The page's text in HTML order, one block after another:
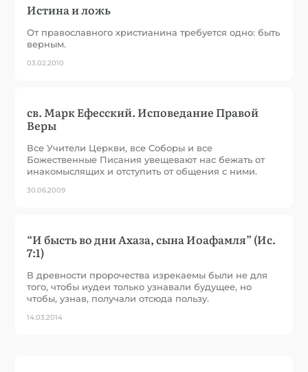
Истина и ложь
От православного христианина требуется одно: быть
верным.
03.02.2010
св. Марк Ефесский. Исповедание Правой
Веры
Все Учители Церкви, все Соборы и все
Божественные Писания увещевают нас бежать от
инакомыслящих и отступить от общения с ними.
30.06.2009
“И бысть во дни Ахаза, сына Иоафамля” (Ис.
7:1)
В древности пророчества изрекаемы были не для
того, чтобы иудеи только узнавали будущее, но
чтобы, узнав, получали отсюда пользу.
14.03.2014